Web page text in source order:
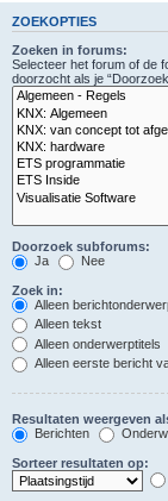
ZOEKOPTIES
Zoeken in forums:
Selecteer het forum of de
doorzocht als je
Doorzoek subforums:
Ja
Nee
Zoek in:
Alleen
Alleen tekst
Alleen onderwerptitels
Alleen eerste bericht
Resultaten weergeven
Berichten
Sorteer resultaten op: